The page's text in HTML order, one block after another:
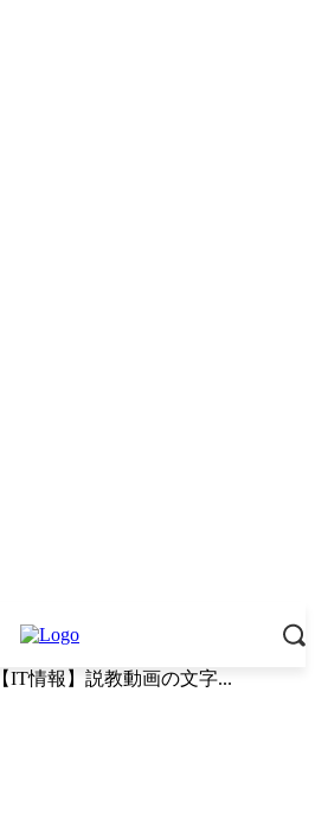
【IT情報】説教動画の文字...